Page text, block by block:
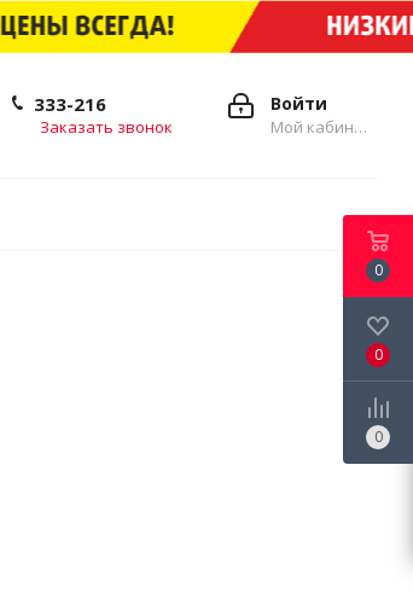
Войти
Мой кабинет
333-216
Заказать звонок
0
0
0